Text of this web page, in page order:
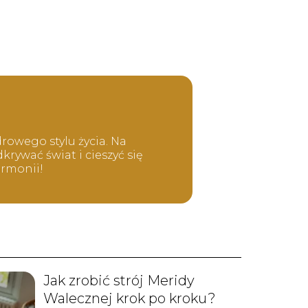
stylu życia. Na
świat i cieszyć się
Jak zrobić strój Meridy
Walecznej krok po kroku?